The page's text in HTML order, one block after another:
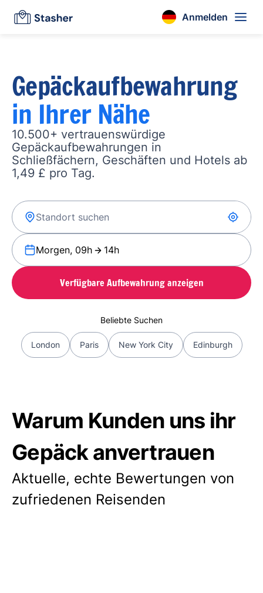
Anmelden
Gepäckaufbewahrung
in Ihrer Nähe
10.500+ vertrauenswürdige
Gepäckaufbewahrungen in
Schließfächern, Geschäften und Hotels ab
1,49 £ pro Tag.
Morgen, 09h 14h
Verfügbare Aufbewahrung anzeigen
Beliebte Suchen
London Paris New York City Edinburgh
Warum Kunden uns ihr
Gepäck anvertrauen
Aktuelle, echte Bewertungen von
zufriedenen Reisenden